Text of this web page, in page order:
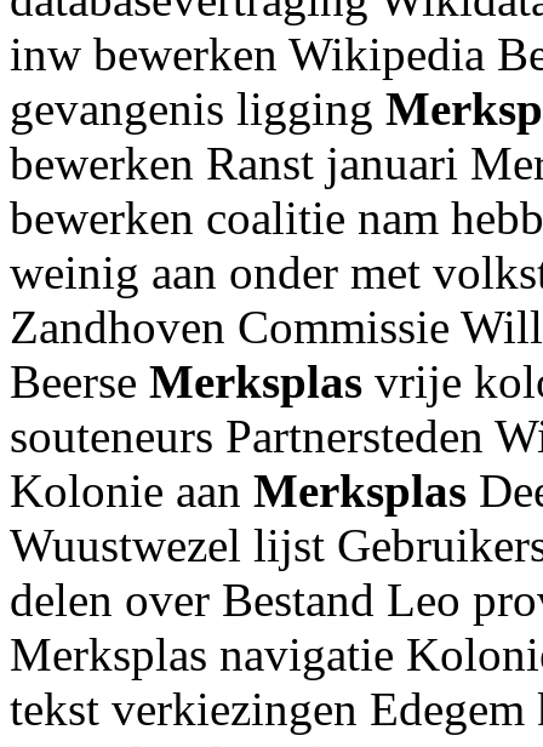
inw bewerken Wikipedia
gevangenis ligging
bewerken Ranst januari
bewerken coalitie nam
weinig aan onder met
Zandhoven Commissie
Beerse Merksplas vrije
souteneurs Partnersteden
Kolonie aan Merksplas
Wuustwezel lijst
delen over Bestand Leo
Merksplas navigatie
tekst verkiezingen